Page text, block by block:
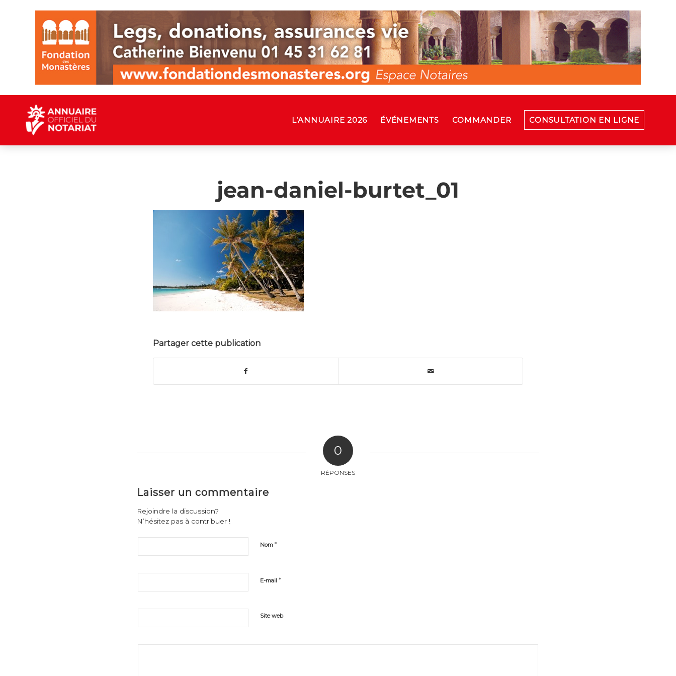
L’ANNUAIRE 2026 ÉVÉNEMENTS COMMANDER CONSULTATION EN LIGNE
jean-daniel-burtet_01
Partager cette publication
0
RÉPONSES
Laisser un commentaire
Rejoindre la discussion?
N’hésitez pas à contribuer !
Nom *
E-mail *
Site web